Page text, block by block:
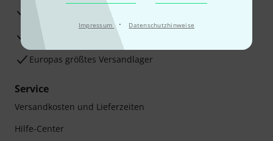
Impressum · Datenschutzhinweise
Beratung durch Fachexperten
Zufriedenheitsgarantie
Europas größtes Versandlager
Service
Versandkosten und Lieferzeiten
Hilfe-Center